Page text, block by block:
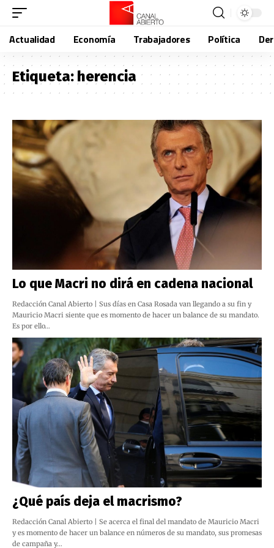
Actualidad Economía Trabajadores Política
Etiqueta:herencia
Lo que Macri no dirá en cadena nacional
Redacción Canal Abierto | Sus días en Casa Rosada van llegando a su fin y
Mauricio Macri siente que es momento de hacer un balance de su mandato.
Es por ello…
¿Qué país deja el macrismo?
Redacción Canal Abierto | Se acerca el final del mandato de Mauricio Macri
y es momento de hacer un balance en números de su mandato, sus promesas
de campaña y…